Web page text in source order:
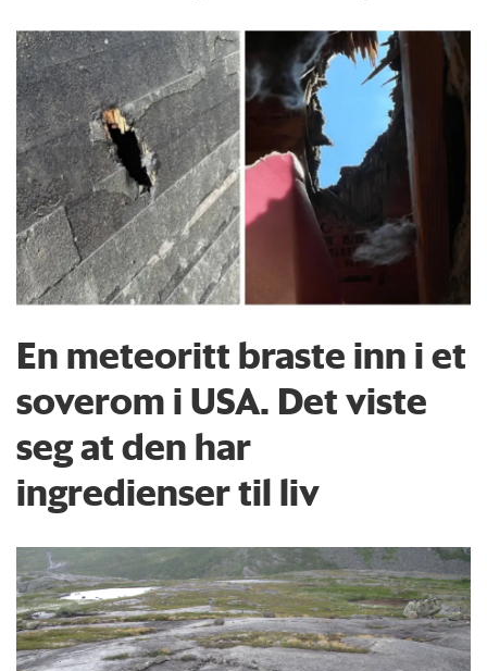
En meteoritt braste inn i et
soverom i USA. Det viste
seg at den har
ingredienser til liv